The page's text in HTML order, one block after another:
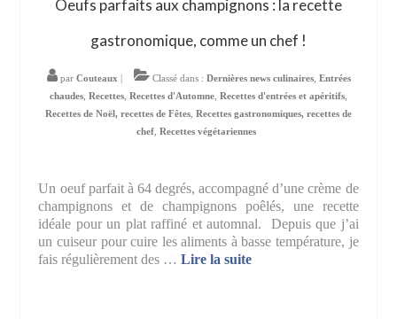
Oeufs parfaits aux champignons : la recette
gastronomique, comme un chef !
par Couteaux Classé dans : Dernières news culinaires, Entrées
chaudes Recettes Recettes d'Automne Recettes d'entrées et apéritifs
Recettes de Noël, recettes de Fêtes Recettes gastronomiques, recettes de
chef Recettes végétariennes
Un oeuf parfait à 64 degrés, accompagné d’une crème de
champignons et de champignons poêlés, une recette
idéale pour un plat raffiné et automnal. Depuis que j’ai
un cuiseur pour cuire les aliments à basse température, je
fais régulièrement des …Lire la suite­­